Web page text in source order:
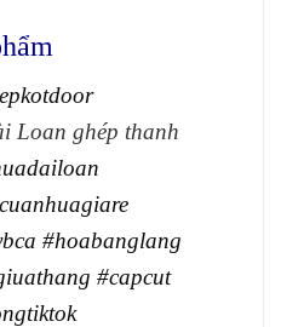
Loan ghép thanh
#hoabanglang
#capcut